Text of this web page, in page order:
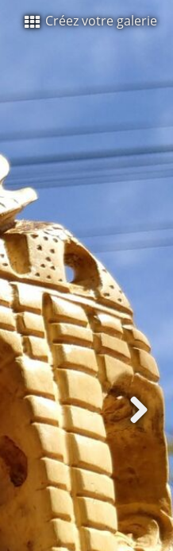
Créez votre galerie